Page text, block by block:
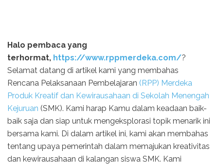
Halo pembaca yang
terhormat, https://www.rppmerdeka.com/?
Selamat datang di artikel kami yang membahas
Rencana Pelaksanaan Pembelajaran (RPP) Merdeka
Produk Kreatif dan Kewirausahaan di Sekolah Menengah
Kejuruan (SMK). Kami harap Kamu dalam keadaan baik-
baik saja dan siap untuk mengeksplorasi topik menarik ini
bersama kami. Di dalam artikel ini, kami akan membahas
tentang upaya pemerintah dalam memajukan kreativitas
dan kewirausahaan di kalangan siswa SMK. Kami